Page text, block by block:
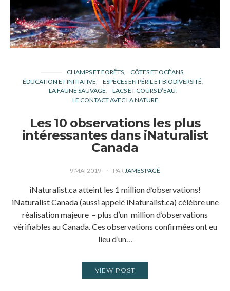
CHAMPS ET FORÊTS
CÔTES ET OCÉANS
ÉDUCATION ET INITIATIVE
ESPÈCES EN PÉRIL ET BIODIVERSITÉ
LA FAUNE SAUVAGE
LACS ET COURS D’EAU
LE CONTACT AVEC LA NATURE
Les 10 observations les plus
intéressantes dans iNaturalist
Canada
9 MAI 2019 PAR JAMES PAGÉ
iNaturalist.ca atteint les 1 million d’observations!
iNaturalist Canada (aussi appelé iNaturalist.ca) célèbre une
réalisation majeure – plus d’un million d’observations
vérifiables au Canada. Ces observations confirmées ont eu
lieu d’un…
VIEW POST